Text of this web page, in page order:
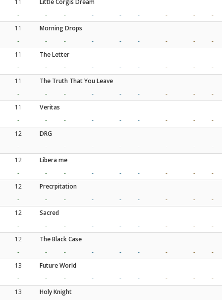
11
Little Corgis Dream
-
- - - - - - -
-
11
Morning Drops
-
- - - - - - -
-
11
The Letter
-
- - - - - - -
-
11
The Truth That You Leave
-
- - - - - - -
-
11
Veritas
-
- - - - - - -
-
12
DRG
-
- - - - - - -
-
12
Libera me
-
- - - - - - -
-
12
Precrpitation
-
- - - - - - -
-
12
Sacred
-
- - - - - - -
-
12
The Black Case
-
- - - - - - -
-
13
Future World
-
- - - - - - -
-
13
Holy Knight